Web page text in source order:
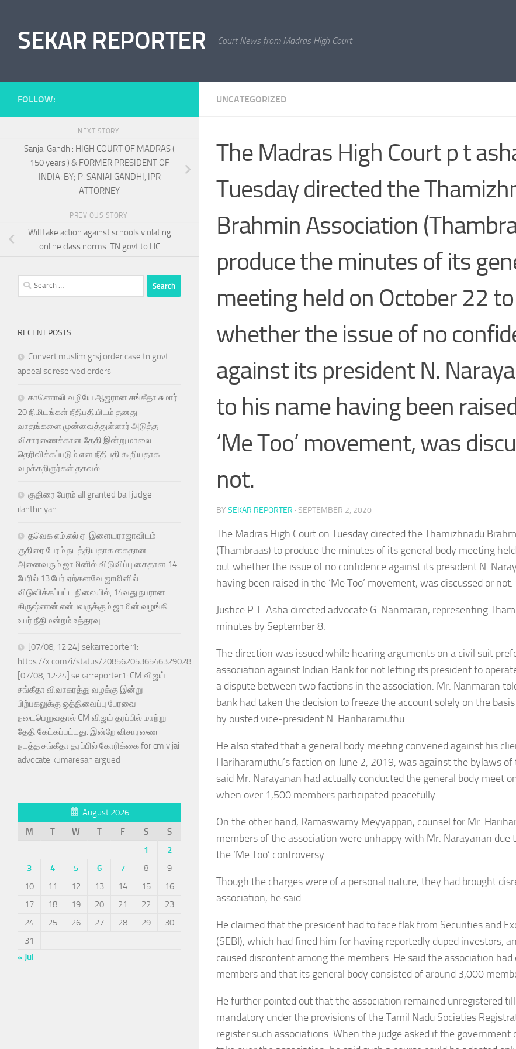
SEKAR REPORTER Court News from Madras High Court
UNCATEGORIZED
The Madras High Court p t
Tuesday directed the
Brahmin Association
produce the minutes of its
meeting held on October 22
whether the issue of no
against its president N.
to his name having been
‘Me Too’ movement, was
not.
BY SEKAR REPORTER · SEPTEMBER 2, 2020
The Madras High Court on Tuesday directed the Thamizhnadu
(Thambraas) to produce the minutes of its general body meeting
out whether the issue of no confidence against its president N.
having been raised in the ‘Me Too’ movement, was discussed or not.
Justice P.T. Asha directed advocate G. Nanmaran, representing
minutes by September 8.
The direction was issued while hearing arguments on a civil suit
association against Indian Bank for not letting its president to
a dispute between two factions in the association. Mr. Nanmaran
bank had taken the decision to freeze the account solely on the
by ousted vice-president N. Hariharamuthu.
He also stated that a general body meeting convened against his
Hariharamuthu’s faction on June 2, 2019, was against the bylaws
said Mr. Narayanan had actually conducted the general body meet
when over 1,500 members participated peacefully.
On the other hand, Ramaswamy Meyyappan, counsel for Mr.
members of the association were unhappy with Mr. Narayanan due
the ‘Me Too’ controversy.
Though the charges were of a personal nature, they had brought
association, he said.
He claimed that the president had to face flak from Securities and
(SEBI), which had fined him for having reportedly duped investors,
caused discontent among the members. He said the association had
members and that its general body consisted of around 3,000
He further pointed out that the association remained unregistered
mandatory under the provisions of the Tamil Nadu Societies
register such associations. When the judge asked if the government
FOLLOW:
NEXT STORY
Sanjai Gandhi: HIGH COURT OF MADRAS (
150 years ) & FORMER PRESIDENT OF
INDIA: BY; P. SANJAI GANDHI, IPR
ATTORNEY
PREVIOUS STORY
Will take action against schools violating
online class norms: TN govt to HC
Search
for:
RECENT POSTS
Convert muslim grsj order case tn govt
appeal sc reserved orders
காணொலி வழியே ஆஜரான சங்கீதா சுமார்
20 நிமிடங்கள் நீதிபதியிடம் தனது
வாதங்களை முன்வைத்துள்ளார் அடுத்த
விசாரணைக்கான தேதி இன்று மாலை
தெரிவிக்கப்படும் என நீதிபதி கூறியதாக
வழக்கறிஞர்கள் தகவல்
குதிரை பேரம் all granted bail judge
ilanthiriyan
தவெக எம்.எல்.ஏ. இளையராஜாவிடம்
குதிரை பேரம் நடத்தியதாக கைதான
அனைவரும் ஜாமினில் விடுவிப்பு கைதான 14
பேரில் 13 பேர் ஏற்கனவே ஜாமினில்
விடுவிக்கப்பட்ட நிலையில், 14வது நபரான
கிருஷ்ணன் என்பவருக்கும் ஜாமின் வழங்கி
உயர் நீதிமன்றம் உத்தரவு
[07/08, 12:24] sekarreporter1:
https://x.com/i/status/2085620536546329028
[07/08, 12:24] sekarreporter1: CM விஜய் –
சங்கீதா விவாகரத்து வழக்கு இன்று
பிற்பகலுக்கு ஒத்திவைப்பு பேரவை
நடைபெறுவதால் CM விஜய் தரப்பில் மாற்று
தேதி கேட்கப்பட்டது. இன்றே விசாரணை
நடத்த சங்கீதா தரப்பில் கோரிக்கை for cm vijai
advocate kumaresan argued
August 2026
M
T W T F S
S
1
2
3
4 5 6 7 8
9
10
11 12 13 14 15
16
17
18 19 20 21 22
23
24
25 26 27 28 29
30
31
« Jul